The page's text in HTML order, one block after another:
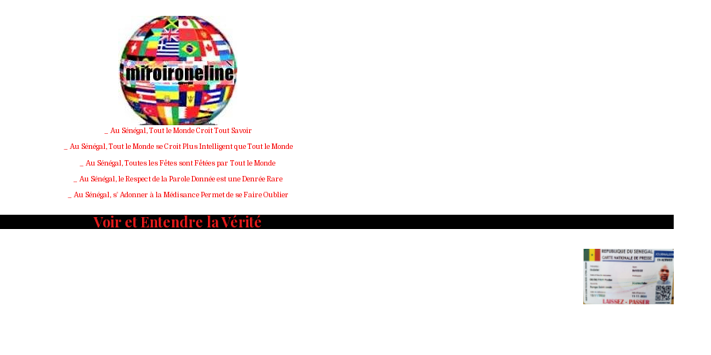
_ Au Sénégal, Tout le Monde Croit Tout Savoir
_ Au Sénégal, Tout le Monde se Croit Plus Intelligent que Tout le Monde
_ Au Sénégal, Toutes les Fêtes sont Fêtées par Tout le Monde
_ Au Sénégal, le Respect de la Parole Donnée est une Denrée Rare
_ Au Sénégal, s' Adonner à la Médisance Permet de se Faire Oublier
Voir et Entendre la Vérité